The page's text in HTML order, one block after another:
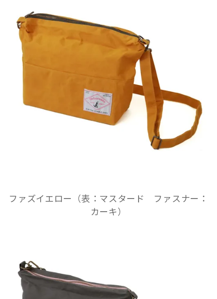
ファズイエロー（表：マスタード ファスナー：
カーキ）